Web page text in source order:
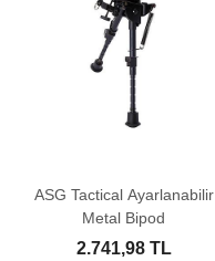
ASG Tactical Ayarlanabilir
Metal Bipod
2.741,98 TL